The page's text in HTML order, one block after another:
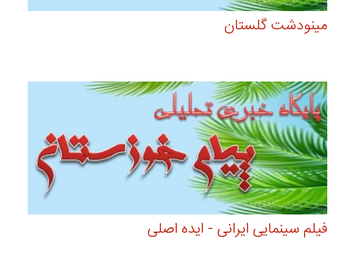
مینودشت گلستان
فیلم سینمایی ایرانی - ایده اصلی